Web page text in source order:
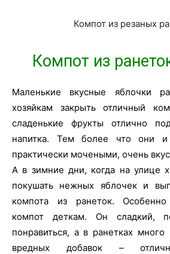
Компот из резаных
Компот из
Маленькие вкусные яблочки
хозяйкам закрыть отличный
сладенькие фрукты отлично
напитка. Тем более что они и
практически мочеными, очень
А в зимние дни, когда на улице
покушать нежных яблочек и
компота из ранеток.
компот деткам. Он сладкий,
понравиться, а в ранетках
вредных добавок –